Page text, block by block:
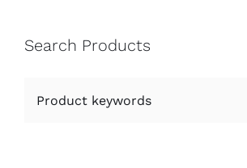
Search Products